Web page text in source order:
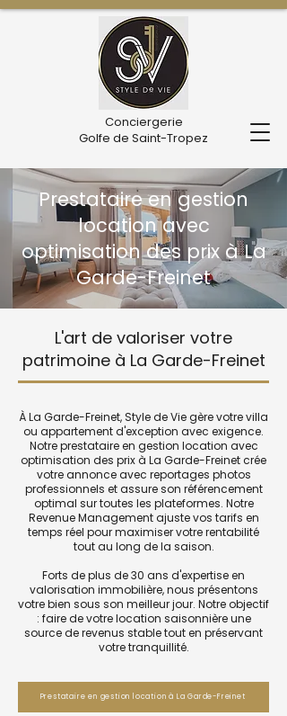
Conciergerie
Golfe de Saint-Tropez
Prestataire en gestion
location avec
optimisation des prix à La
Garde-Freinet
L'art de valoriser votre
patrimoine à La Garde-Freinet
À La Garde-Freinet, Style de Vie gère votre villa
ou appartement d'exception avec exigence.
Notre prestataire en gestion location avec
optimisation des prix à La Garde-Freinet crée
votre annonce avec reportages photos
professionnels et assure son référencement
optimal sur toutes les plateformes. Notre
Revenue Management ajuste vos tarifs en
temps réel pour maximiser votre rentabilité
tout au long de la saison.
Forts de plus de 30 ans d'expertise en
valorisation immobilière, nous présentons
votre bien sous son meilleur jour. Notre objectif
: faire de votre location saisonnière une
source de revenus stable tout en préservant
votre tranquillité.
Prestataire en gestion location à La Garde-Freinet